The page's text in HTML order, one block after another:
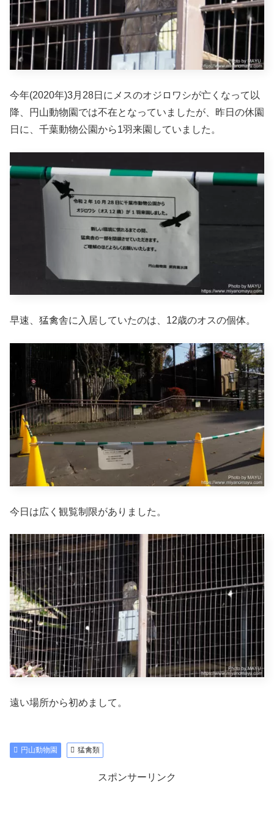
今年(2020年)3月28日にメスのオジロワシが亡くなって以
降、円山動物園では不在となっていましたが、昨日の休園
日に、千葉動物公園から1羽来園していました。
早速、猛禽舎に入居していたのは、12歳のオスの個体。
今日は広く観覧制限がありました。
遠い場所から初めまして。
円山動物園 猛禽類
スポンサーリンク